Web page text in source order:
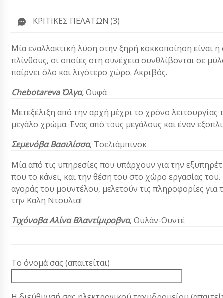
ΚΡΙΤΙΚΈΣ ΠΕΛΑΤΏΝ (3)
Μία εναλλακτική λύση στην ξηρή κοκκοποίηση είναι
πλίνθους, οι οποίες στη συνέχεια συνθλίβονται σε
παίρνει όλο και λιγότερο χώρο. Ακριβός.
Chebotareva Όλγα,Ουφά
Μετεξέλιξη από την αρχή μέχρι το χρόνο
μεγάλο χρώμα. Ένας από τους μεγάλους και έναν
Σεμενόβα Βασιλίσσα, Τσελιάμπινσκ
Μία από τις υπηρεσίες που υπάρχουν για την
που το κάνει, και την θέση του στο χώρο εργασίας του.
αγοράς του μουντέλου, μελετούν τις πληροφορίες
την Καλη Ντουλια!
Τιχόνοβα Αλίνα Βλαντίμιροβνα, Ουλάν-Ουντέ
Το όνομά σας (απαιτείται)